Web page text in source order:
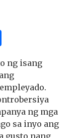
ng isang
ng mga
sa inyo ang
gusto nang